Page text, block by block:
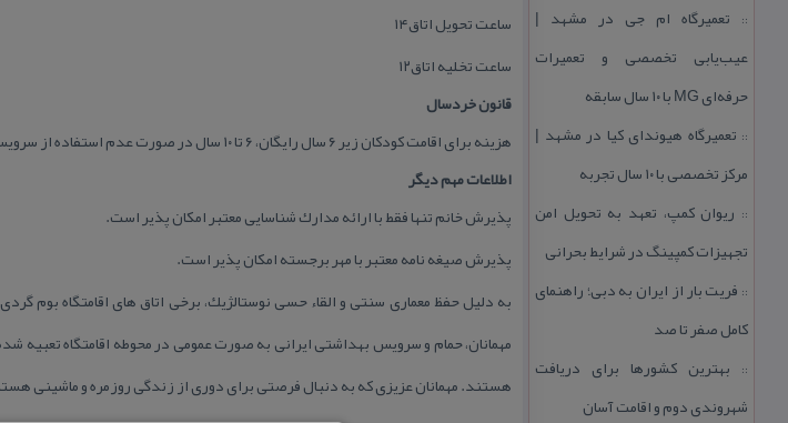
:: تعمیرگاه ام جی در مشهد |
عیب‌یابی تخصصی و تعمیرات
حرفه‌ای MG با ۱۰ سال سابقه
:: تعمیرگاه هیوندای كیا در مشهد |
مركز تخصصی با ۱۰ سال تجربه
:: ریوان كمپ، تعهد به تحویل امن
تجهیزات كمپینگ در شرایط بحرانی
:: فریت بار از ایران به دبی؛ راهنمای
كامل صفر تا صد
:: بهترین كشورها برای دریافت
شهروندی دوم و اقامت آسان
ساعت تحویل اتاق۱۴
ساعت تخلیه اتاق۱۲
قانون خردسال
هزینه برای اقامت كودكان زیر ۶ سال رایگان، ۶ تا ۱۰ سال در صورت عدم استفاده از سرویس نیمه بها و بالای ۱۰ سال نفر اضافه محاسبه می شود
اطلاعات مهم دیگر
پذیرش خانم تنها فقط با ارائه مدارك شناسایی معتبر امكان پذیر است.
پذیرش صیغه نامه معتبر با مهر برجسته امكان پذیر است.
به دلیل حفظ معماری سنتی و القاء حسی نوستالژیك، برخی اتاق های اقامتگاه
مهمانان، حمام و سرویس بهداشتی ایرانی به صورت عمومی در محوطه اقامتگاه تعبیه
هستند. مهمانان عزیزی كه به دنبال فرصتی برای دوری از زندگی روزمره و ماشینی